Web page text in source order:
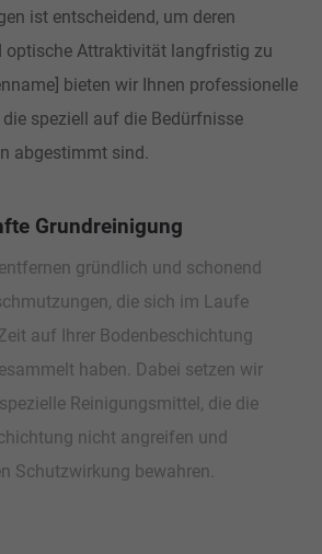
ist entscheidend, um deren
optische Attraktivität langfristig zu
bieten wir Ihnen professionelle
speziell auf die Bedürfnisse
abgestimmt sind.
Grundreinigung
gründlich und schonend
die sich im Laufe
auf Ihrer Bodenbeschichtung
haben. Dabei setzen wir
Reinigungsmittel, die die
nicht angreifen und
Schutzwirkung bewahren.